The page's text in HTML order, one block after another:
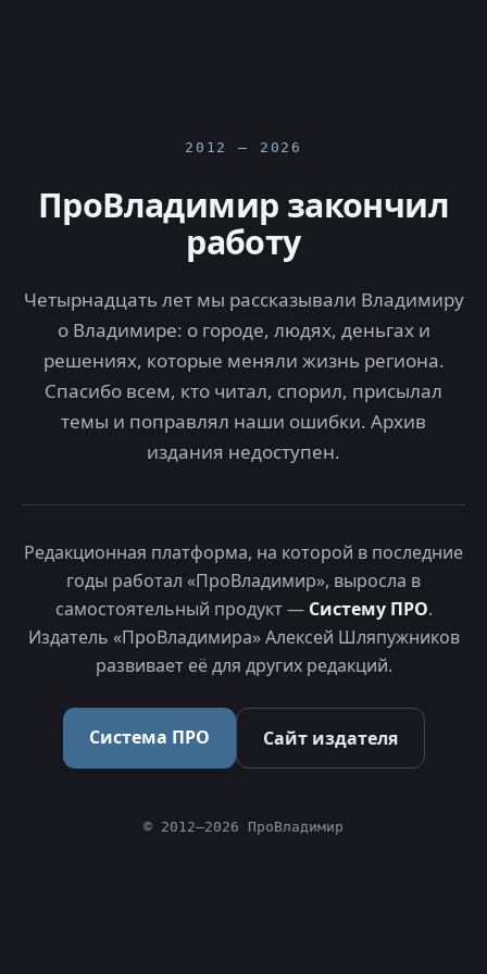
2012 — 2026
ПроВладимир закончил
работу
Четырнадцать лет мы рассказывали Владимиру
о Владимире: о городе, людях, деньгах и
решениях, которые меняли жизнь региона.
Спасибо всем, кто читал, спорил, присылал
темы и поправлял наши ошибки. Архив
издания недоступен.
Редакционная платформа, на которой в последние
годы работал «ПроВладимир», выросла в
самостоятельный продукт — Систему ПРО.
Издатель «ПроВладимира» Алексей Шляпужников
развивает её для других редакций.
Система ПРО Сайт издателя
© 2012–2026 ПроВладимир